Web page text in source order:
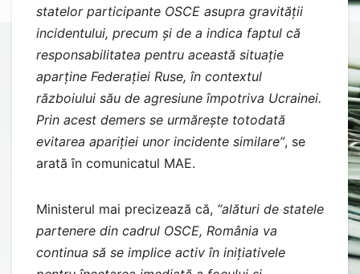
statelor participante OSCE asupra gravității
incidentului, precum și de a indica faptul că
responsabilitatea pentru această situație
aparține Federației Ruse, în contextul
războiului său de agresiune împotriva Ucrainei.
Prin acest demers se urmărește totodată
evitarea apariției unor incidente similare”, se
arată în comunicatul MAE.
Ministerul mai precizează că, “alături de statele
partenere din cadrul OSCE, România va
continua să se implice activ în inițiativele